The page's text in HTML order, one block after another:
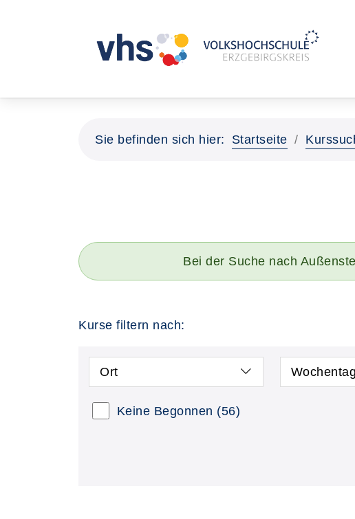
Sie befinden sich hier: Startseite
Bei der Suche nach
Kurse filtern nach:
Ort
Keine Begonnen (56)